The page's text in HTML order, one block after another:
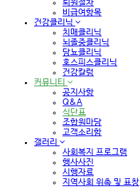
퇴원절차
비급여항목
건강클리닉
치매클리닉
뇌졸중클리닉
당뇨클리닉
호스피스클리닉
건강칼럼
커뮤니티
공지사항
Q&A
식단표
조합원마당
고객소리함
갤러리
사회복지 프로그램
행사사진
시행자료
지역사회 위촉 및 표창